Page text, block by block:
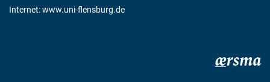
Internet:www.uni-flensburg.de